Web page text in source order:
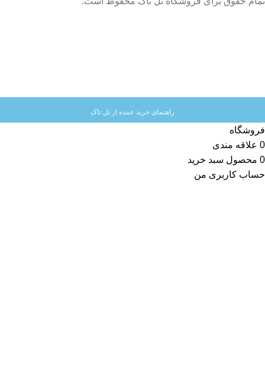
راهنمای خرید عمده از تل تاک
فروشگاه
0 علاقه مندی
0 محصول سبد خرید
حساب کاربری من